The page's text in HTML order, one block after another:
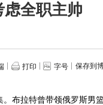
全职主帅
打印 字号 保存到
布拉特曾带领俄罗斯男